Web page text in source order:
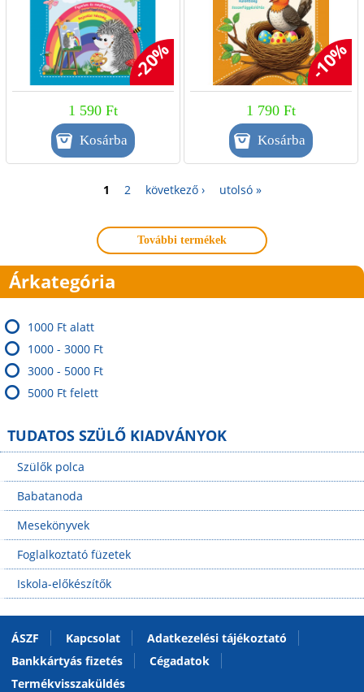
-20%
1 590 Ft
-10%
1 790 Ft
1 2 következő › utolsó »
További termékek
Árkategória
1000 Ft alatt
1000 - 3000 Ft
3000 - 5000 Ft
5000 Ft felett
TUDATOS SZÜLŐ KIADVÁNYOK
Szülők polca
Babatanoda
Mesekönyvek
Foglalkoztató füzetek
Iskola-előkészítők
ÁSZF Kapcsolat
Adatkezelési tájékoztató
Bankkártyás fizetés
Cégadatok
Termékvisszaküldés